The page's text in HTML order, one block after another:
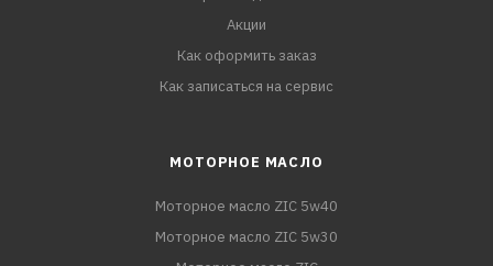
Акции
Как оформить заказ
Как записаться на сервис
МОТОРНОЕ МАСЛО
Моторное масло ZIC 5w40
Моторное масло ZIC 5w30